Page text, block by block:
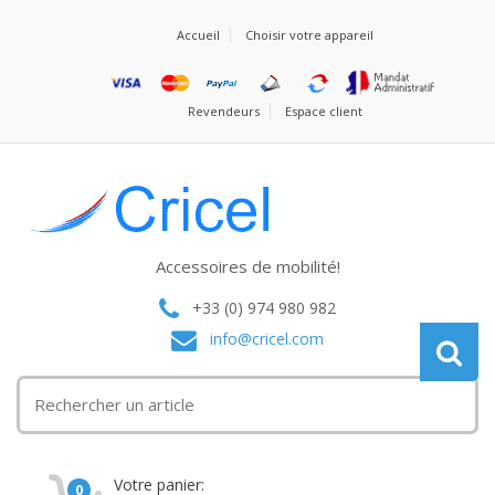
Accueil Choisir votre appareil
Revendeurs Espace client
Accessoires de mobilité!
+33 (0) 974 980 982
info@cricel.com
0 Votre panier: